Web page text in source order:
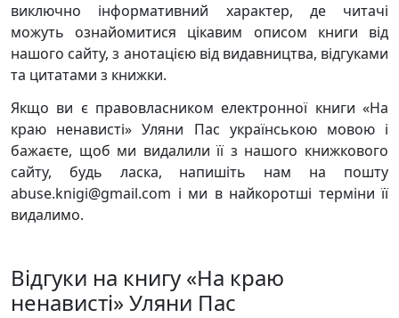
виключно інформативний характер, де читачі
можуть ознайомитися цікавим описом книги від
нашого сайту, з анотацією від видавництва, відгуками
та цитатами з книжки.
Якщо ви є правовласником електронної книги «На
краю ненависті» Уляни Пас українською мовою і
бажаєте, щоб ми видалили її з нашого книжкового
сайту, будь ласка, напишіть нам на пошту
abuse.knigi@gmail.com і ми в найкоротші терміни її
видалимо.
Відгуки на книгу «На краю
ненависті» Уляни Пас